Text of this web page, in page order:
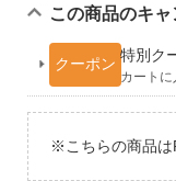
この商品のキ
クーポン
特別ク
カート
※こちらの商品は